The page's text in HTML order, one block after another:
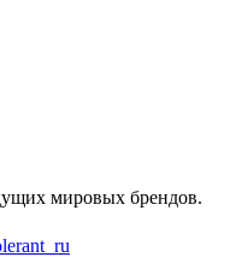
мировых брендов.